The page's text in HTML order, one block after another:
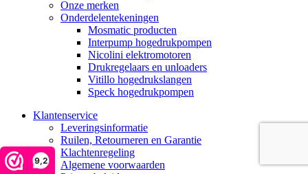
9,2
Onze merken
Onderdelentekeningen
Mosmatic producten
Interpump hogedrukpompen
Nicolini elektromotoren
Drukregelaars en unloaders
Vitillo hogedrukslangen
Speck hogedrukpompen
Klantenservice
Leveringsinformatie
Ruilen, Retourneren en Garantie
Klachtenregeling
Algemene voorwaarden